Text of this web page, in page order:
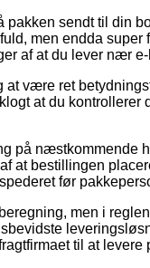
pakken sendt til din
men endda
af at du lever nær
være ret
at du
på næstkommende
at bestillingen
før
men i
til at levere